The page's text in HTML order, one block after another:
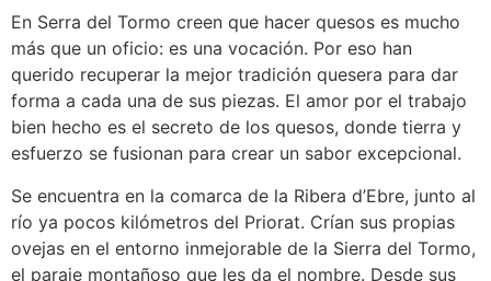
En Serra del Tormo creen que hacer quesos es mucho
más que un oficio: es una vocación. Por eso han
querido recuperar la mejor tradición quesera para dar
forma a cada una de sus piezas. El amor por el trabajo
bien hecho es el secreto de los quesos, donde tierra y
esfuerzo se fusionan para crear un sabor excepcional.
Se encuentra en la comarca de la Ribera d’Ebre, junto al
río ya pocos kilómetros del Priorat. Crían sus propias
ovejas en el entorno inmejorable de la Sierra del Tormo,
el paraje montañoso que les da el nombre. Desde sus